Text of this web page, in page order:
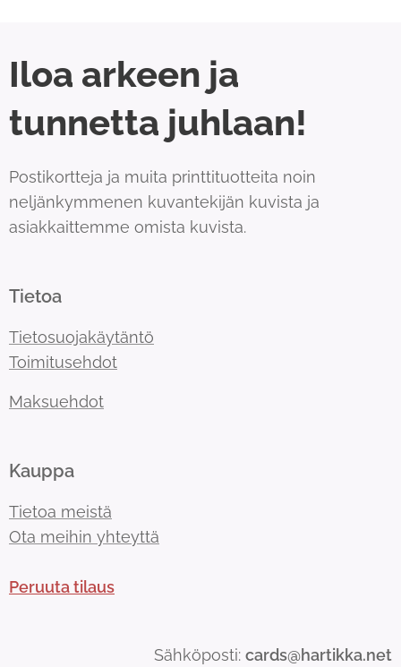
Iloa arkeen ja
tunnetta juhlaan!
Postikortteja ja muita printtituotteita noin
neljänkymmenen kuvantekijän kuvista ja
asiakkaittemme omista kuvista.
Tietoa
Tietosuojakäytäntö
Toimitusehdot
Maksuehdot
Kauppa
Tietoa meistä
Ota meihin yhteyttä
Peruuta tilaus
Sähköposti: cards@hartikka.net